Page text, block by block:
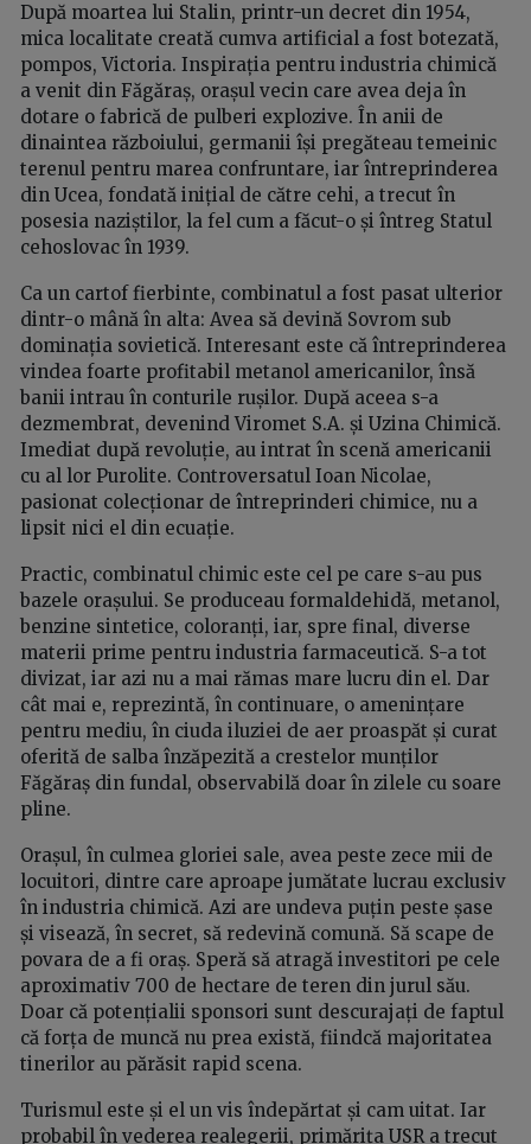
După moartea lui Stalin, printr-un decret din 1954,
mica localitate creată cumva artificial a fost botezată,
pompos, Victoria. Inspirația pentru industria chimică
a venit din Făgăraș, orașul vecin care avea deja în
dotare o fabrică de pulberi explozive. În anii de
dinaintea războiului, germanii își pregăteau temeinic
terenul pentru marea confruntare, iar întreprinderea
din Ucea, fondată inițial de către cehi, a trecut în
posesia naziștilor, la fel cum a făcut-o și întreg Statul
cehoslovac în 1939.
Ca un cartof fierbinte, combinatul a fost pasat ulterior
dintr-o mână în alta: Avea să devină Sovrom sub
dominația sovietică. Interesant este că întreprinderea
vindea foarte profitabil metanol americanilor, însă
banii intrau în conturile rușilor. După aceea s-a
dezmembrat, devenind Viromet S.A. și Uzina Chimică.
Imediat după revoluție, au intrat în scenă americanii
cu al lor Purolite. Controversatul Ioan Nicolae,
pasionat colecționar de întreprinderi chimice, nu a
lipsit nici el din ecuație.
Practic, combinatul chimic este cel pe care s-au pus
bazele orașului. Se produceau formaldehidă, metanol,
benzine sintetice, coloranți, iar, spre final, diverse
materii prime pentru industria farmaceutică. S-a tot
divizat, iar azi nu a mai rămas mare lucru din el. Dar
cât mai e, reprezintă, în continuare, o amenințare
pentru mediu, în ciuda iluziei de aer proaspăt și curat
oferită de salba înzăpezită a crestelor munților
Făgăraș din fundal, observabilă doar în zilele cu soare
pline.
Orașul, în culmea gloriei sale, avea peste zece mii de
locuitori, dintre care aproape jumătate lucrau exclusiv
în industria chimică. Azi are undeva puțin peste șase
și visează, în secret, să redevină comună. Să scape de
povara de a fi oraș. Speră să atragă investitori pe cele
aproximativ 700 de hectare de teren din jurul său.
Doar că potențialii sponsori sunt descurajați de faptul
că forța de muncă nu prea există, fiindcă majoritatea
tinerilor au părăsit rapid scena.
Turismul este și el un vis îndepărtat și cam uitat. Iar
probabil în vederea realegerii, primărița USR a trecut